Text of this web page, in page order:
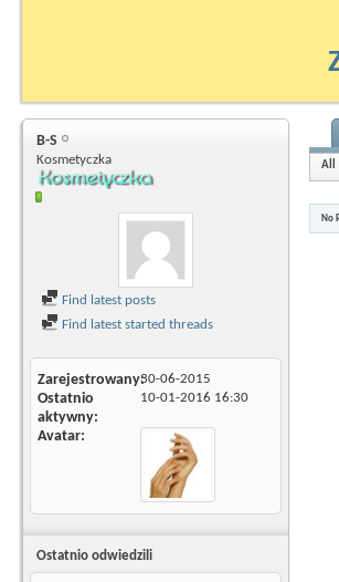
B-S
Kosmetyczka
Find latest posts
Find latest started threads
Zarejestrowany30-06-2015
Ostatnio
aktywny
10-01-2016 16:30
Avatar
Ostatnio odwiedzili
All
No